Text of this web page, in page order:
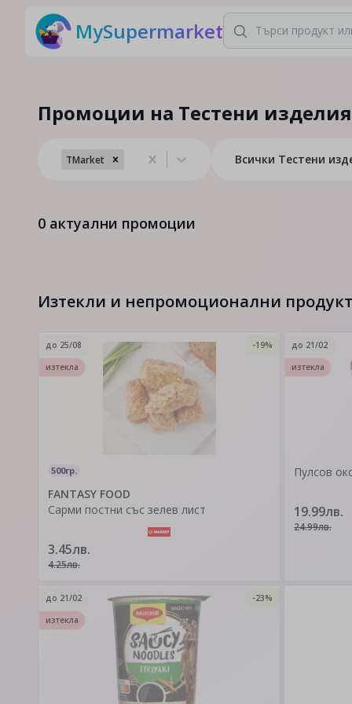
MySupermarket
Промоции на Тестени
TMarket Всички Тестени
0 актуални промоции
Изтекли и непромоционални
500гр.
FANTASY FOOD
Сарми постни със зелев лист
3.45лв.
4.25лв.
до 25/08
-19%
изтекла
Пулсов
19.99лв.
24.99лв.
до 21/02
изтекла
до 21/02
-23%
изтекла